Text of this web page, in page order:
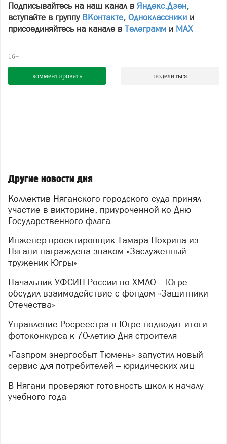
Подписывайтесь на наш канал в Яндекс.Дзен,
вступайте в группу ВКонтакте, Одноклассники и
присоединяйтесь на канале в Телеграмм и МАХ
16+
комментировать поделиться
Другие новости дня
Коллектив Няганского городского суда принял
участие в викторине, приуроченной ко Дню
Государственного флага
Инженер-проектировщик Тамара Нохрина из
Нягани награждена знаком «Заслуженный
труженик Югры»
Начальник УФСИН России по ХМАО – Югре
обсудил взаимодействие с фондом «Защитники
Отечества»
Управление Росреестра в Югре подводит итоги
фотоконкурса к 70-летию Дня строителя
«Газпром энергосбыт Тюмень» запустил новый
сервис для потребителей – юридических лиц
В Нягани проверяют готовность школ к началу
учебного года